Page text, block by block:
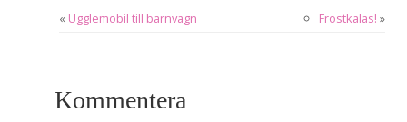
« Ugglemobil till barnvagn Frostkalas! »
Kommentera